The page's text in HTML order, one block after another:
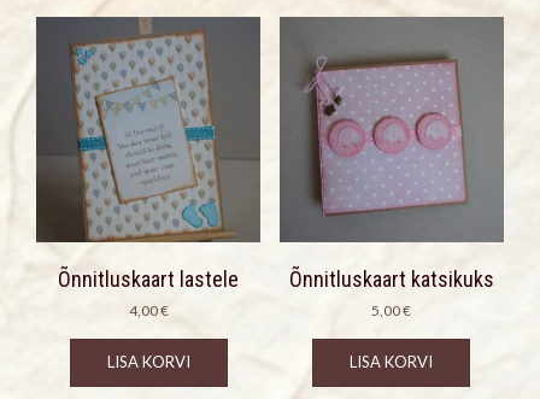
Õnnitluskaart lastele
4,00€
LISA KORVI
Õnnitluskaart katsikuks
5,00€
LISA KORVI